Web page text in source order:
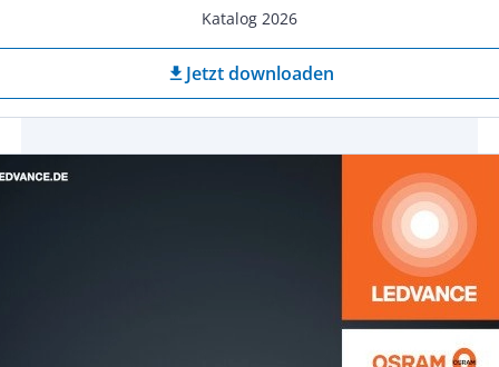
Katalog 2026
download Jetzt downloaden